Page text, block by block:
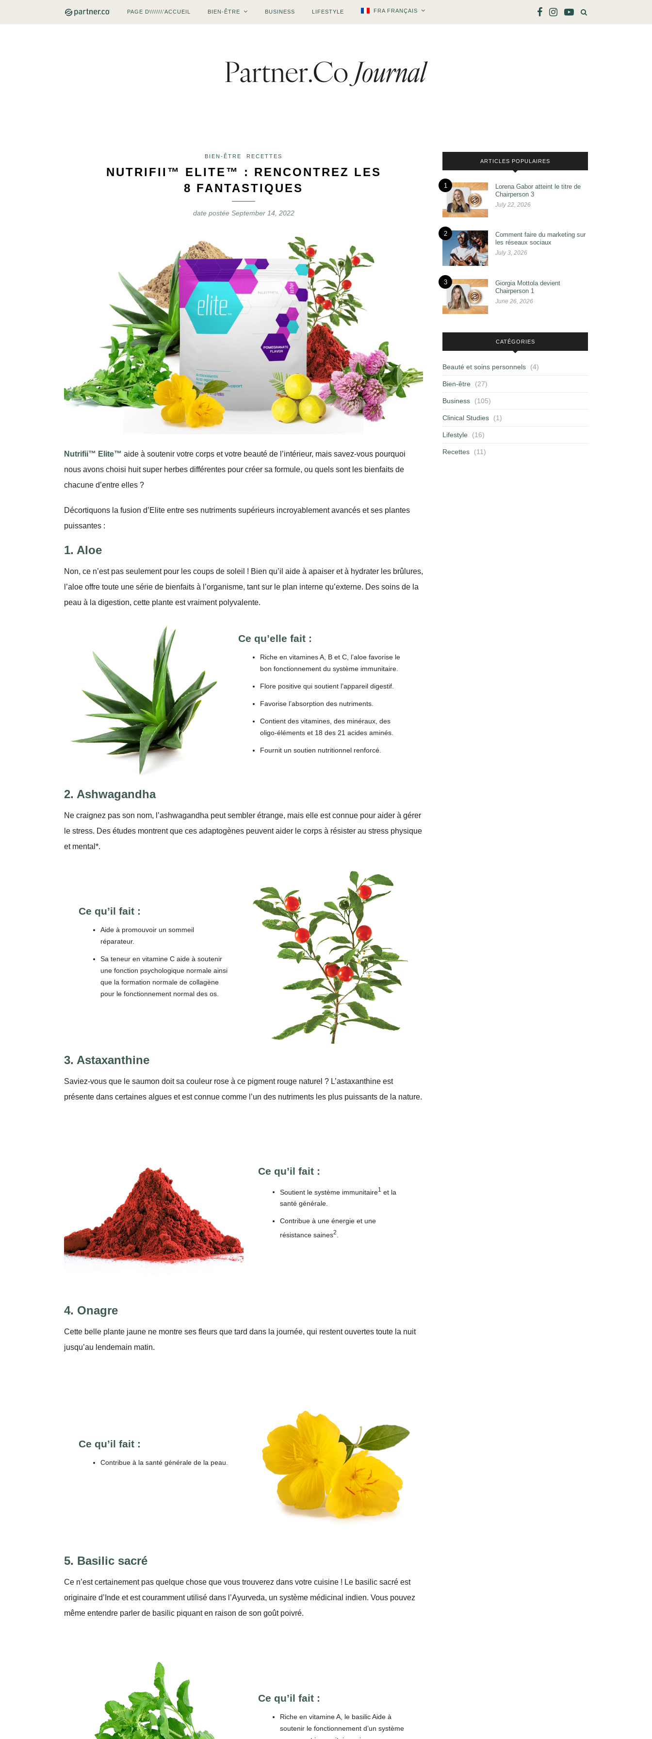
PAGE D\\\\\\\’ACCUEIL BIEN-ÊTRE BUSINESS LIFESTYLE FRA FRANÇAIS
BIEN-ÊTRE RECETTES
NUTRIFII™ ELITE™ : RENCONTREZ LES
8 FANTASTIQUES
date postée September 14, 2022
Nutrifii™ Elite™ aide à soutenir votre corps et votre beauté de l’intérieur, mais savez-vous pourquoi
nous avons choisi huit super herbes différentes pour créer sa formule, ou quels sont les bienfaits de
chacune d’entre elles ?
Décortiquons la fusion d’Elite entre ses nutriments supérieurs incroyablement avancés et ses plantes
puissantes :
1. Aloe
Non, ce n’est pas seulement pour les coups de soleil ! Bien qu’il aide à apaiser et à hydrater les brûlures,
l’aloe offre toute une série de bienfaits à l’organisme, tant sur le plan interne qu’externe. Des soins de la
peau à la digestion, cette plante est vraiment polyvalente.
Ce qu’elle fait :
Riche en vitamines A, B et C, l’aloe favorise le
bon fonctionnement du système immunitaire.
Flore positive qui soutient l’appareil digestif.
Favorise l’absorption des nutriments.
Contient des vitamines, des minéraux, des
oligo-éléments et 18 des 21 acides aminés.
Fournit un soutien nutritionnel renforcé.
2. Ashwagandha
Ne craignez pas son nom, l’ashwagandha peut sembler étrange, mais elle est connue pour aider à gérer
le stress. Des études montrent que ces adaptogènes peuvent aider le corps à résister au stress physique
et mental*.
Ce qu’il fait :
Aide à promouvoir un sommeil
réparateur.
Sa teneur en vitamine C aide à soutenir
une fonction psychologique normale ainsi
que la formation normale de collagène
pour le fonctionnement normal des os.
3. Astaxanthine
Saviez-vous que le saumon doit sa couleur rose à ce pigment rouge naturel ? L’astaxanthine est
présente dans certaines algues et est connue comme l’un des nutriments les plus puissants de la nature.
Ce qu’il fait :
Soutient le système immunitaire1 et la
santé générale.
Contribue à une énergie et une
résistance saines2
4. Onagre
Cette belle plante jaune ne montre ses fleurs que tard dans la journée, qui restent ouvertes toute la nuit
jusqu’au lendemain matin.
Ce qu’il fait :
Contribue à la santé générale de la peau.
5. Basilic sacré
Ce n’est certainement pas quelque chose que vous trouverez dans votre cuisine ! Le basilic sacré est
originaire d’Inde et est couramment utilisé dans l’Ayurveda, un système médicinal indien. Vous pouvez
même entendre parler de basilic piquant en raison de son goût poivré.
Ce qu’il fait :
Riche en vitamine A, le basilic Aide à
soutenir le fonctionnement d’un système
ARTICLES POPULAIRES
1
Lorena Gabor atteint le titre de
Chairperson 3
July 22, 2026
2
Comment faire du marketing sur
les réseaux sociaux
July 3, 2026
3
Giorgia Mottola devient
Chairperson 1
June 26, 2026
CATÉGORIES
Beauté et soins personnels (4)
Bien-être (27)
Business (105)
Clinical Studies (1)
Lifestyle (16)
Recettes (11)